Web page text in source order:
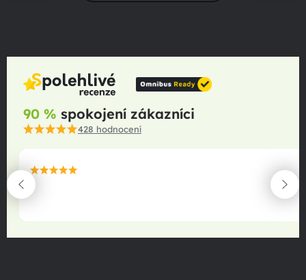
90 % spokojení zákazníci
428 hodnocení
maximální spokojenost
22.06.2025